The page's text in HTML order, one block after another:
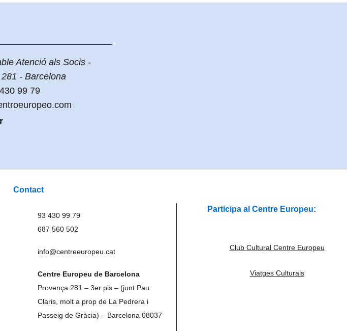
Atenció als Socis -
- Barcelona
99 79
Contact
93 430 99 79
687 560 502
info@centreeuropeu.cat
Centre Europeu de Barcelona
Provença 281 – 3er pis – (junt Pau
Claris, molt a prop de La Pedrera i
Passeig de Gràcia) – Barcelona 08037
Participa al Centre Europeu:
Club Cultural Centre Europeu
Viatges Culturals